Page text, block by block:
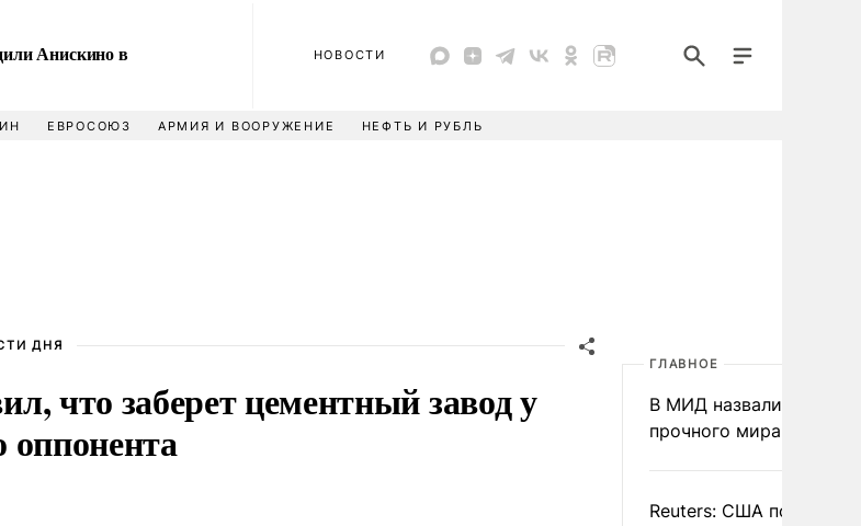
Анискино в
НОВОСТИ
ЕВРОСОЮЗ АРМИЯ И ВООРУЖЕНИЕ НЕФТЬ И РУБЛЬ
ДНЯ
что заберет цементный завод у
оппонента
ГЛАВНОЕ
В МИД назвали условия
прочного мира на
Reuters: США